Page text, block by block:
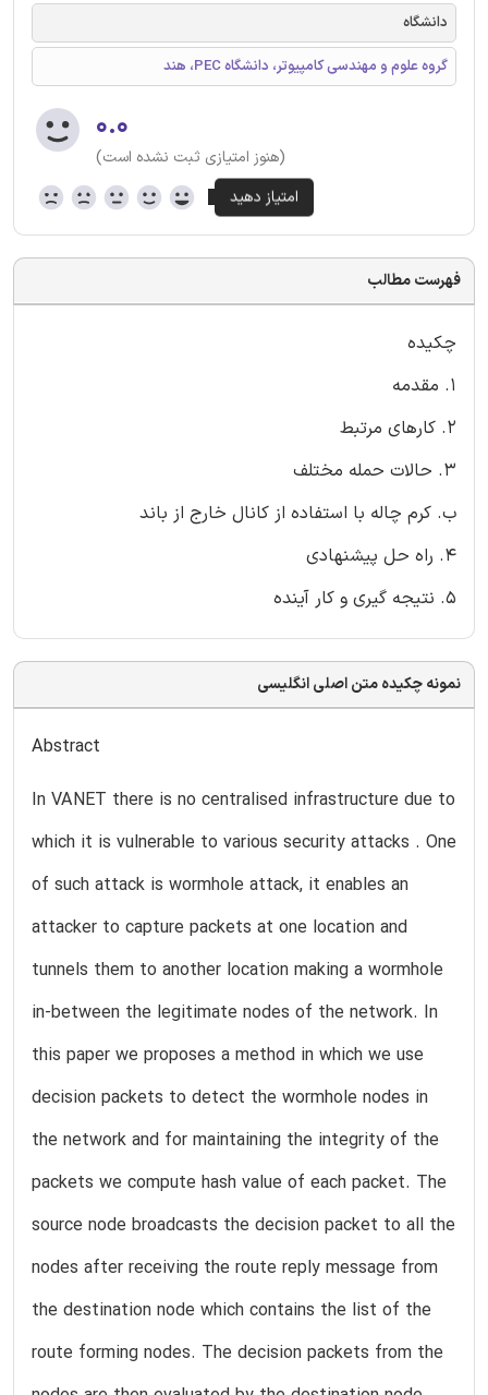
دانشگاه
گروه علوم و مهندسی کامپیوتر، دانشگاه PEC، هند
۰.۰
(هنوز امتیازی ثبت نشده است)
فهرست مطالب
چکیده
1. مقدمه
2. کارهای مرتبط
3. حالات حمله مختلف
ب. کرم چاله با استفاده از کانال خارج از باند
4. راه حل پیشنهادی
5. نتیجه گیری و کار آینده
نمونه چکیده متن اصلی انگلیسی
Abstract
In VANET there is no centralised infrastructure due to
which it is vulnerable to various security attacks . One
of such attack is wormhole attack, it enables an
attacker to capture packets at one location and
tunnels them to another location making a wormhole
in-between the legitimate nodes of the network. In
this paper we proposes a method in which we use
decision packets to detect the wormhole nodes in
the network and for maintaining the integrity of the
packets we compute hash value of each packet. The
source node broadcasts the decision packet to all the
nodes after receiving the route reply message from
the destination node which contains the list of the
route forming nodes. The decision packets from the